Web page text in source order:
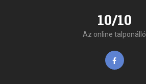
10/10
Az online talponálló